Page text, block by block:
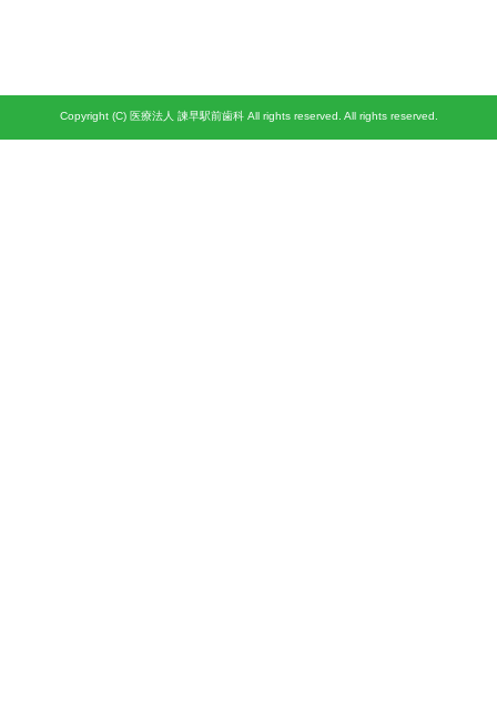
Copyright (C) 医療法人 諫早駅前歯科 All rights reserved. All rights reserved.